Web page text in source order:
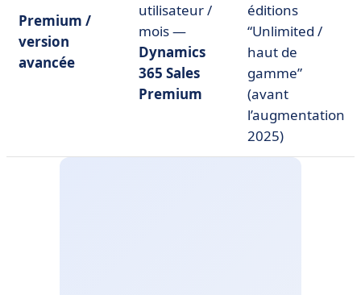
Premium /
version
avancée
utilisateur /
mois —
Dynamics
365 Sales
Premium
éditions
“Unlimited /
haut de
gamme”
(avant
l’augmentation
2025)